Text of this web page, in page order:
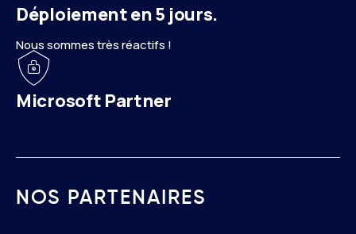
Déploiement en 5 jours.
Nous sommes très réactifs !
Microsoft Partner
NOS PARTENAIRES